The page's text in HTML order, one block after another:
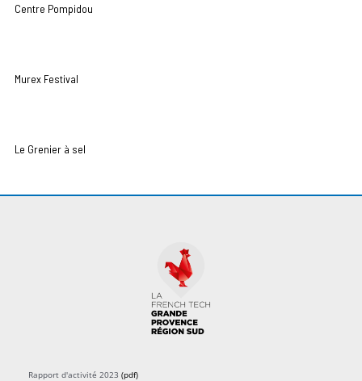
Centre Pompidou
Murex Festival
Le Grenier à sel
Rapport d'activité 2023 (pdf)